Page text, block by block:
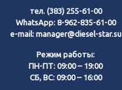
тел. (383) 255-61-00
WhatsApp: 8-962-835-61-00
e-mail: manager@diesel-star.su
Режим работы:
ПН-ПТ: 09:00 – 19:00
СБ, ВС: 09:00 – 16:00